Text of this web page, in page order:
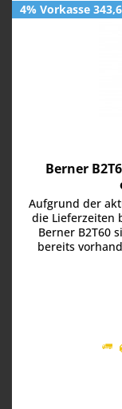
4% Vorkasse
Berner
Aufgrund der
die Lieferzeiten
Berner B2T60
bereits